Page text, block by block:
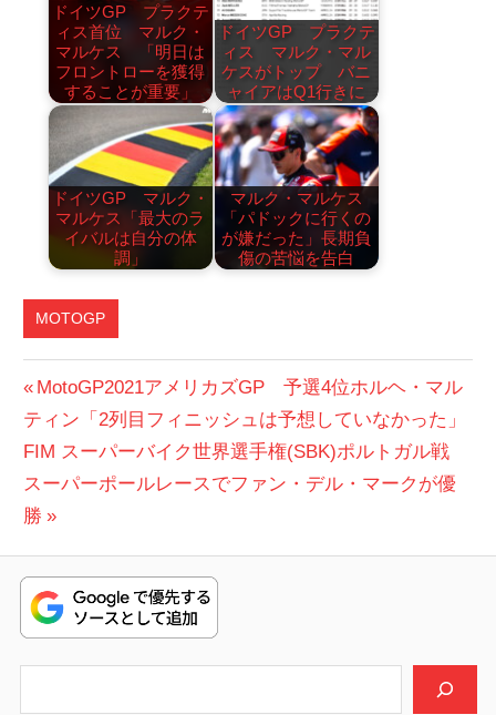
ドイツGP プラクテ
ィス首位 マルク・
マルケス 「明日は
フロントローを獲得
することが重要」
ドイツGP プラクテ
ィス マルク・マル
ケスがトップ バニ
ャイアはQ1行きに
ドイツGP マルク・
マルケス「最大のラ
イバルは自分の体
調」
マルク・マルケス
「パドックに行くの
が嫌だった」長期負
傷の苦悩を告白
MOTOGP
投
稿
ナ
ビ
ゲ
ー
前
の
投
稿:
MotoGP2021アメリカズGP 予選4位ホルヘ・マル
ティン「2列目フィニッシュは予想していなかった」
次
の
投
FIM スーパーバイク世界選手権(SBK)ポルトガル戦
スーパーポールレースでファン・デル・マークが優
勝